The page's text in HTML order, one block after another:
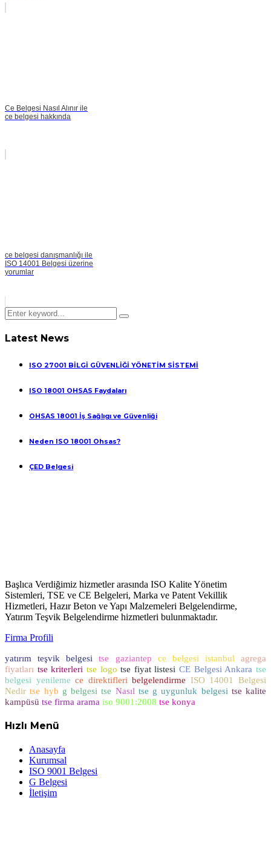
Ce Belgesi Nasıl Alınır ile
ce belgesi hakkında
ce belgesi danışmanlığı ile
ISO 14001 Belgesi üzerine
yorumlar
Latest News
ISO 27001 BİLGİ GÜVENLİĞİ YÖNETİM SİSTEMİ
ISO 18001 OHSAS Faydaları
OHSAS 18001 İş Sağlıgı ve Güvenliği
Neden ISO 18001 Ohsas?
ÇED Belgesi
Başlıca Verdiğimiz hizmetler arasında ISO Kalite Yönetim
Sistemleri, TSE ve CE Belgeleri, Marka ve Patent Vekillik
Hizmetleri, Hazır Beton ve Yapı Malzemeleri Belgelendirme,
Yatırım Teşvik Belgelendirme hizmetleri bulunmaktadır.
Firma Profili
yatırım teşvik belgesi tse gaziantep ce belgesi istanbul
agrega
fiyatları tse kriterleri tse logo tse fiyat listesi CE Belgesi Ankara tse
belgesi yenileme ce direktifleri belgelendirme ISO 14001 Belgesi
Nedir tse hyb g belgesi tse Nasıl tse g uygunluk belgesi tse kalite
kampüsü tse firma arama iso 9001:2008 tse konya
Hızlı Menü
Anasayfa
Kurumsal
ISO 9001 Belgesi
G Belgesi
İletişim